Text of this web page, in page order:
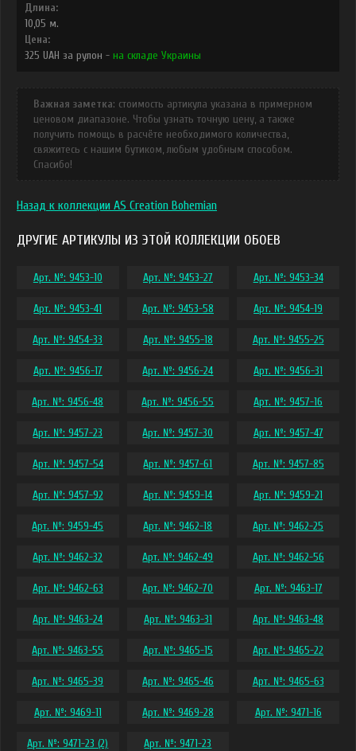
Длина:
10,05 м.
Цена:
325 UAH за рулон - на складе Украины
Важная заметка: стоимость артикула указана в примерном
ценовом диапазоне. Чтобы узнать точную цену, а также
получить помощь в расчёте необходимого количества,
свяжитесь с нашим бутиком, любым удобным способом.
Спасибо!
Назад к коллекции AS Creation Bohemian
ДРУГИЕ АРТИКУЛЫ ИЗ ЭТОЙ КОЛЛЕКЦИИ ОБОЕВ
Арт. №: 9453-10 Арт. №: 9453-27 Арт. №: 9453-34
Арт. №: 9453-41 Арт. №: 9453-58 Арт. №: 9454-19
Арт. №: 9454-33 Арт. №: 9455-18 Арт. №: 9455-25
Арт. №: 9456-17 Арт. №: 9456-24 Арт. №: 9456-31
Арт. №: 9456-48 Арт. №: 9456-55 Арт. №: 9457-16
Арт. №: 9457-23 Арт. №: 9457-30 Арт. №: 9457-47
Арт. №: 9457-54 Арт. №: 9457-61 Арт. №: 9457-85
Арт. №: 9457-92 Арт. №: 9459-14 Арт. №: 9459-21
Арт. №: 9459-45 Арт. №: 9462-18 Арт. №: 9462-25
Арт. №: 9462-32 Арт. №: 9462-49 Арт. №: 9462-56
Арт. №: 9462-63 Арт. №: 9462-70 Арт. №: 9463-17
Арт. №: 9463-24 Арт. №: 9463-31 Арт. №: 9463-48
Арт. №: 9463-55 Арт. №: 9465-15 Арт. №: 9465-22
Арт. №: 9465-39 Арт. №: 9465-46 Арт. №: 9465-63
Арт. №: 9469-11 Арт. №: 9469-28 Арт. №: 9471-16
Арт. №: 9471-23 (2) Арт. №: 9471-23